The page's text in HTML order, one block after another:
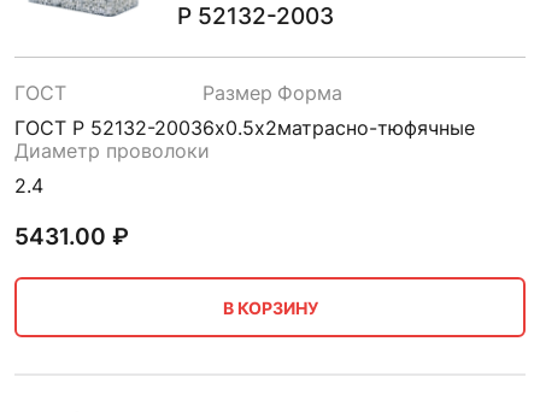
Р 52132-2003
ГОСТ
ГОСТ Р 52132-2003
Размер
6х0.5х2
Форма
матрасно-тюфячные
Диаметр проволоки
2.4
5431.00 ₽
В КОРЗИНУ